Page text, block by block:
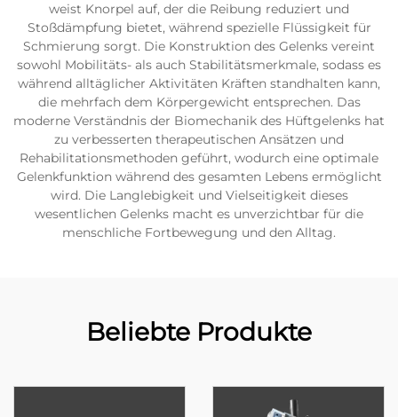
weist Knorpel auf, der die Reibung reduziert und
Stoßdämpfung bietet, während spezielle Flüssigkeit für
Schmierung sorgt. Die Konstruktion des Gelenks vereint
sowohl Mobilitäts- als auch Stabilitätsmerkmale, sodass es
während alltäglicher Aktivitäten Kräften standhalten kann,
die mehrfach dem Körpergewicht entsprechen. Das
moderne Verständnis der Biomechanik des Hüftgelenks hat
zu verbesserten therapeutischen Ansätzen und
Rehabilitationsmethoden geführt, wodurch eine optimale
Gelenkfunktion während des gesamten Lebens ermöglicht
wird. Die Langlebigkeit und Vielseitigkeit dieses
wesentlichen Gelenks macht es unverzichtbar für die
menschliche Fortbewegung und den Alltag.
Beliebte Produkte